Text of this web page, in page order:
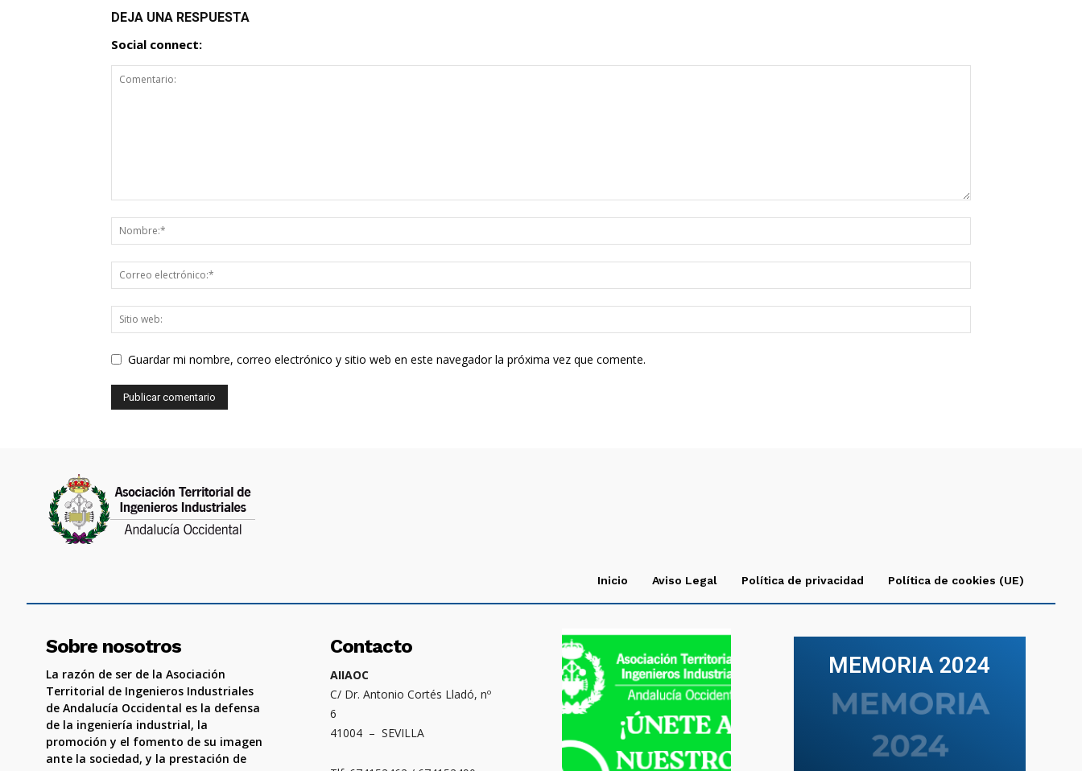
DEJA UNA RESPUESTA
Social connect:
Guardar mi nombre, correo electrónico y sitio web en este navegador la próxima vez que comente.
Inicio Aviso Legal Política de privacidad Política de cookies (UE)
Sobre nosotros
La razón de ser de la Asociación
Territorial de Ingenieros Industriales
de Andalucía Occidental es la defensa
de la ingeniería industrial, la
promoción y el fomento de su imagen
ante la sociedad, y la prestación de
Contacto
AIIAOC
C/ Dr. Antonio Cortés Lladó, nº
6
41004 – SEVILLA
MEMORIA 2024